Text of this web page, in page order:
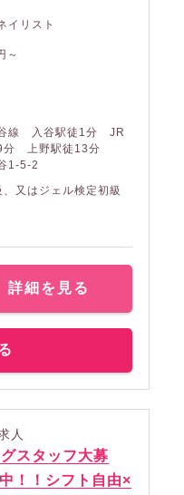
イリスト
～
線 入谷駅徒1分 JR
上野駅徒13分
1-5-2
又はジェル検定初級
詳細を見る
人
スタッフ大募
！！シフト自由×